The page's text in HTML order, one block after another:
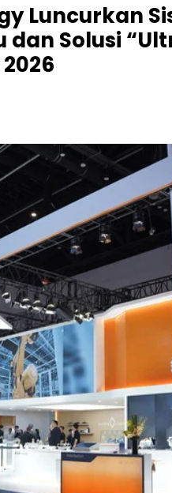
Luncurkan
dan Solusi